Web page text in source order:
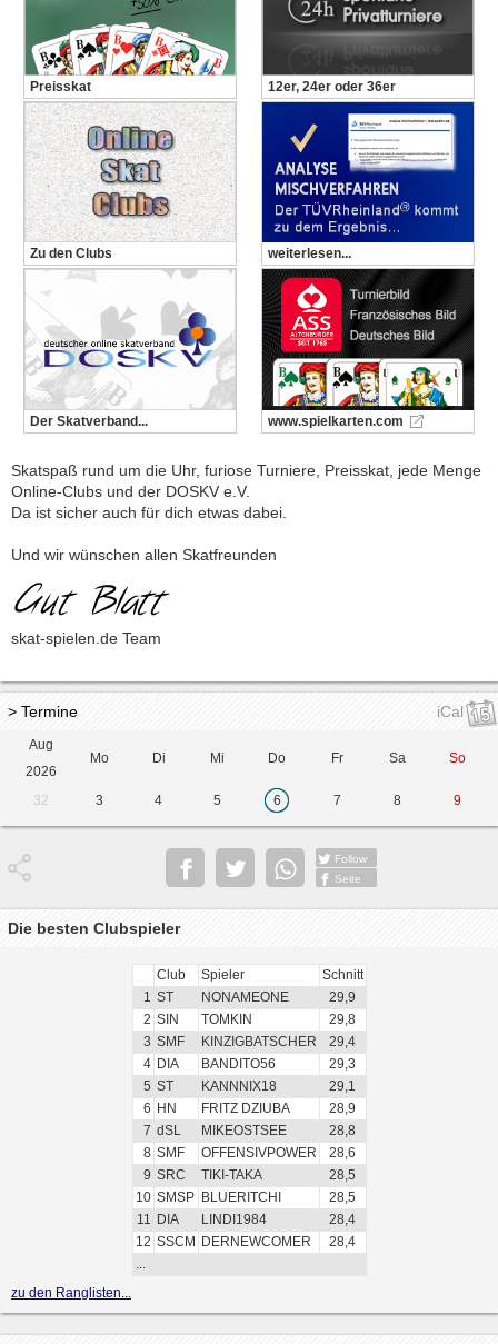
Preisskat 12er, 24er oder 36er
Zu den Clubs weiterlesen...
Der Skatverband... www.spielkarten.com
Skatspaß rund um die Uhr, furiose Turniere, Preisskat, jede Menge
Online-Clubs und der DOSKV e.V.
Da ist sicher auch für dich etwas dabei.
Und wir wünschen allen Skatfreunden
skat-spielen.de Team
> Termine iCal
Aug
2026
Mo Di Mi Do Fr Sa So
32 3 4 5 6 7 8 9
Follow
Seite
Die besten Clubspieler
Club Spieler
Schnitt
1 ST NONAMEONE
29,9
2 SIN TOMKIN
29,8
3 SMF KINZIGBATSCHER
29,4
4 DIA BANDITO56
29,3
5 ST KANNNIX18
29,1
6 HN FRITZ DZIUBA
28,9
7 dSL MIKEOSTSEE
28,8
8 SMF OFFENSIVPOWER
28,6
9 SRC TIKI-TAKA
28,5
10 SMSP BLUERITCHI
28,5
11 DIA LINDI1984
28,4
12 SSCM DERNEWCOMER
28,4
...
zu den Ranglisten...